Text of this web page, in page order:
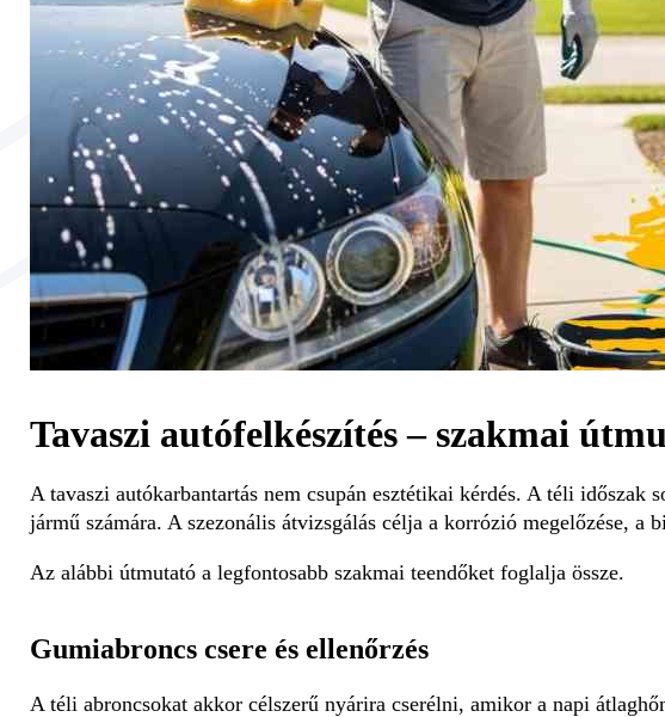
Tavaszi autófelkészítés – szakmai
A tavaszi autókarbantartás nem csupán esztétikai kérdés. A téli időszak
jármű számára. A szezonális átvizsgálás célja a korrózió megelőzése, a
Az alábbi útmutató a legfontosabb szakmai teendőket foglalja össze.
Gumiabroncs csere és ellenőrzés
A téli abroncsokat akkor célszerű nyárira cserélni, amikor a napi